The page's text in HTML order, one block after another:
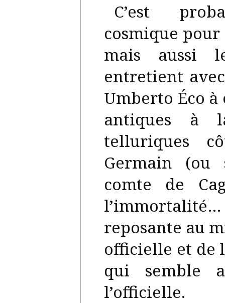
C’est
cosmique
mais aussi
entretient
Umberto Éco
antiques à
telluriques
Germain (ou
comte de
reposante au
officielle et de
qui semble
l’officielle.